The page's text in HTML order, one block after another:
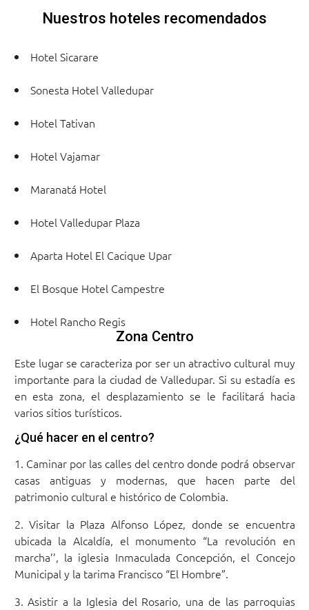
Nuestros hoteles recomendados
Hotel Sicarare
Sonesta Hotel Valledupar
Hotel Tativan
Hotel Vajamar
Maranatá Hotel
Hotel Valledupar Plaza
Aparta Hotel El Cacique Upar
El Bosque Hotel Campestre
Hotel Rancho Regis
Zona Centro
Este lugar se caracteriza por ser un atractivo cultural muy
importante para la ciudad de Valledupar. Si su estadía es
en esta zona, el desplazamiento se le facilitará hacia
varios sitios turísticos.
¿Qué hacer en el centro?
Caminar por las calles del centro donde podrá observar
casas antiguas y modernas, que hacen parte del
patrimonio cultural e histórico de Colombia.
Visitar la Plaza Alfonso López, donde se encuentra
ubicada la Alcaldía, el monumento “La revolución en
marcha’’, la iglesia Inmaculada Concepción, el Concejo
Municipal y la tarima Francisco “El Hombre”.
Asistir a la Iglesia del Rosario, una de las parroquias